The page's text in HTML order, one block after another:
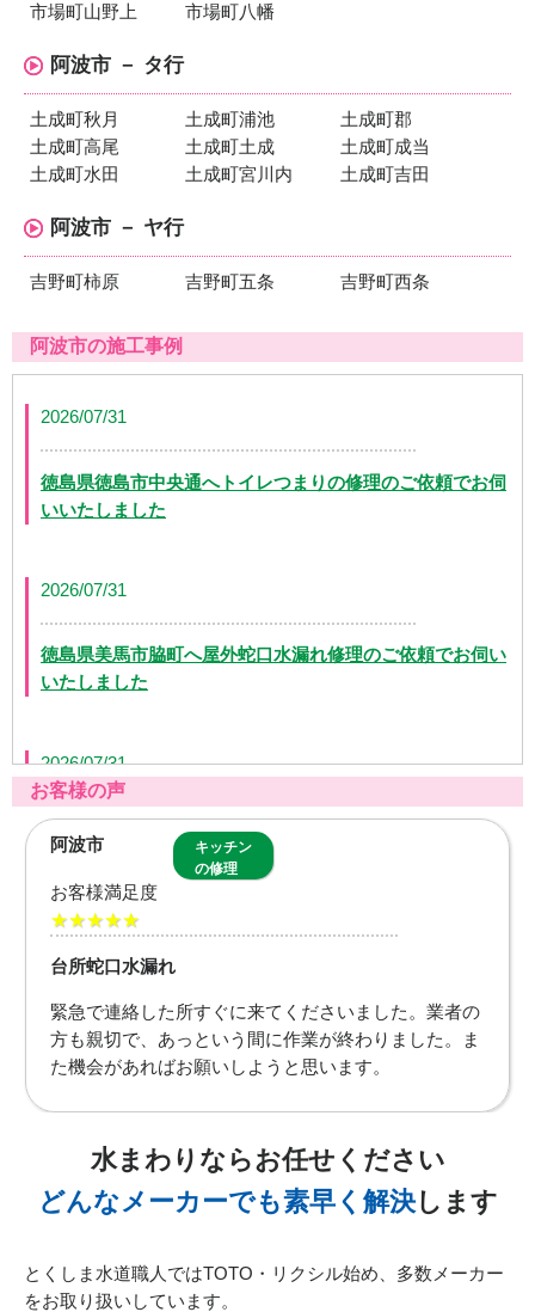
市場町山野上
市場町八幡
阿波市 － タ行
土成町秋月 土成町浦池
土成町郡
土成町高尾
土成町土成
土成町成当
土成町水田
土成町宮川内 土成町吉田
阿波市 － ヤ行
吉野町柿原 吉野町五条 吉野町西条
阿波市の施工事例
2026/07/31
徳島県徳島市中央通へトイレつまりの修理のご依頼でお伺
いいたしました
2026/07/31
徳島県美馬市脇町へ屋外蛇口水漏れ修理のご依頼でお伺い
いたしました
2026/07/31
徳島県徳島市八万町にて洗面排水つまりの修理のご依頼で
お伺いいたしました
2026/07/31
徳島県板野郡藍住町へトイレ故障の修理のご依頼でお伺い
いたしました
2026/07/31
徳島県徳島市末広へ台所排水つまり除去のご依頼でお伺い
致しました
2026/07/31
お客様の声
阿波市
キッチン
の修理
お客様満足度
★★★★★
台所蛇口水漏れ
緊急で連絡した所すぐに来てくださいました。業者の
方も親切で、あっという間に作業が終わりました。ま
た機会があればお願いしようと思います。
水まわりならお任せください
どんなメーカーでも素早く解決します
とくしま水道職人ではTOTO・リクシル始め、多数メーカー
をお取り扱いしています。